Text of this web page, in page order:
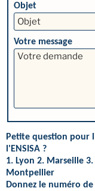
Objet
Votre message
Petite question pour
l'ENSISA ?
1. Lyon 2. Marseille
Montpellier
Donnez le numéro